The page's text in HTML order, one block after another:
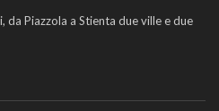
da Piazzola a Stienta due ville e due